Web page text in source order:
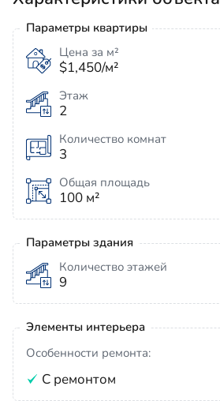
Параметры квартиры
Цена за м²
$1,450/м²
Этаж
2
Количество комнат
3
Общая площадь
100 м²
Параметры здания
Количество этажей
9
Элементы интерьера
Особенности ремонта:
С ремонтом